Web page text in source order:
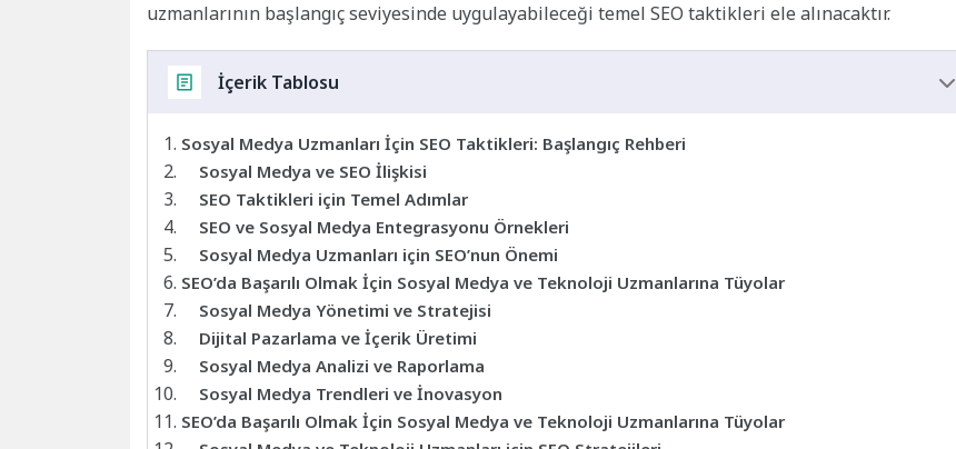
uzmanlarının başlangıç seviyesinde uygulayabileceği temel SEO taktikleri ele alınacaktır.
İçerik Tablosu
Sosyal Medya Uzmanları İçin SEO Taktikleri: Başlangıç Rehberi
Sosyal Medya ve SEO İlişkisi
SEO Taktikleri için Temel Adımlar
SEO ve Sosyal Medya Entegrasyonu Örnekleri
Sosyal Medya Uzmanları için SEO’nun Önemi
SEO’da Başarılı Olmak İçin Sosyal Medya ve Teknoloji Uzmanlarına Tüyolar
Sosyal Medya Yönetimi ve Stratejisi
Dijital Pazarlama ve İçerik Üretimi
Sosyal Medya Analizi ve Raporlama
Sosyal Medya Trendleri ve İnovasyon
SEO’da Başarılı Olmak İçin Sosyal Medya ve Teknoloji Uzmanlarına Tüyolar